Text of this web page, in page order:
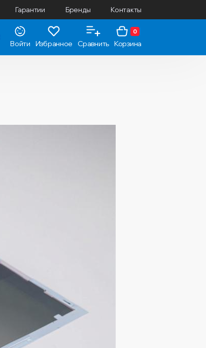
Гарантии Бренды Контакты
Войти Избранное Сравнить
0
Корзина